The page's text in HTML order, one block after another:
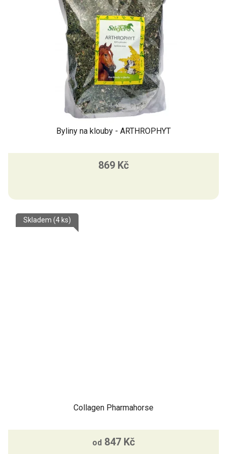
Byliny na klouby - ARTHROPHYT
869 Kč
Collagen Pharmahorse
Skladem (4 ks)
od 847 Kč